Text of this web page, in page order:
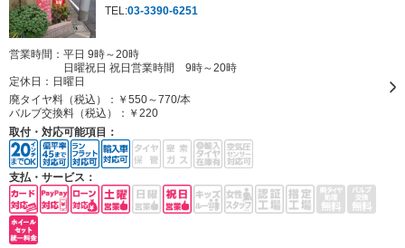
TEL:03-3390-6251
営業時間：平日 9時～20時
日曜祝日 祝日営業時間 9時～20時
定休日： 日曜日
廃タイヤ料（税込）： ￥550～770/本
バルブ交換料（税込）： ￥220
取付・対応可能項目：
支払・サービス：